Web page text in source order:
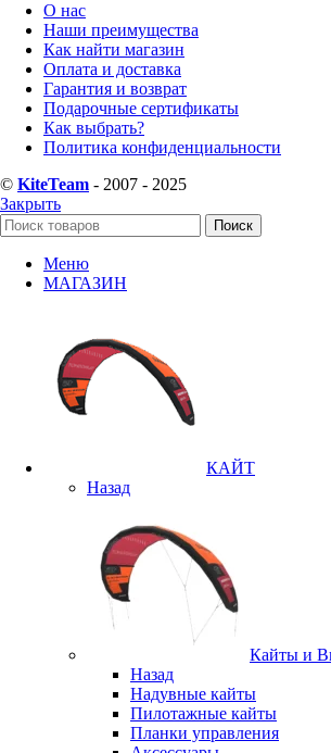
О нас
Наши преимущества
Как найти магазин
Оплата и доставка
Гарантия и возврат
Подарочные сертификаты
Как выбрать?
Политика конфиденциальности
© KiteTeam - 2007 - 2025
Закрыть
Поиск
Меню
МАГАЗИН
КАЙТ
Назад
Кайты и
Назад
Надувные кайты
Пилотажные кайты
Планки управления